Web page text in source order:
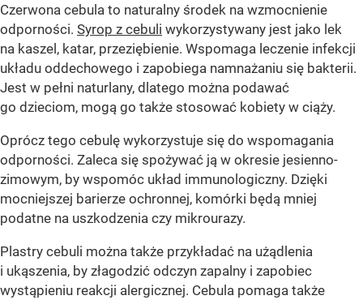
Czerwona cebula to naturalny środek na wzmocnienie
odporności. Syrop z cebuli wykorzystywany jest jako lek
na kaszel, katar, przeziębienie. Wspomaga leczenie infekcji
układu oddechowego i zapobiega namnażaniu się bakterii.
Jest w pełni naturlany, dlatego można podawać
go dzieciom, mogą go także stosować kobiety w ciąży.
Oprócz tego cebulę wykorzystuje się do wspomagania
odporności. Zaleca się spożywać ją w okresie jesienno-
zimowym, by wspomóc układ immunologiczny. Dzięki
mocniejszej barierze ochronnej, komórki będą mniej
podatne na uszkodzenia czy mikrourazy.
Plastry cebuli można także przykładać na użądlenia
i ukąszenia, by złagodzić odczyn zapalny i zapobiec
wystąpieniu reakcji alergicznej. Cebula pomaga także